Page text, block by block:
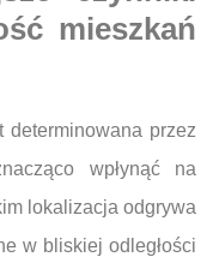
mieszkań
determinowana przez
wpłynąć na
lokalizacja odgrywa
w bliskiej odległości